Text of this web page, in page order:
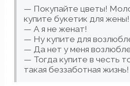
— Покупайте цветы!
купите букетик для жены!
— А я не женат!
— Ну купите для
— Да нет у меня
— Тогда купите в честь
такая беззаботная жизнь!